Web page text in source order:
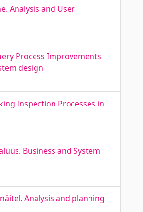
Analysis and User
Process Improvements
design
Inspection Processes in
Business and System
Analysis and planning